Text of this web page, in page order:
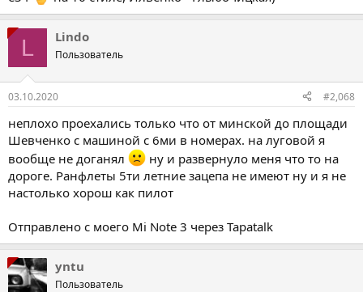
L Lindo
Пользователь
03.10.2020 #2,068
неплохо проехались только что от минской до площади
Шевченко с машиной с 6ми в номерах. на луговой я
вообще не доганял
ну и развернуло меня что то на
дороге. Ранфлеты 5ти летние зацепа не имеют ну и я не
настолько хорош как пилот
Отправлено с моего Mi Note 3 через Tapatalk
yntu
Пользователь